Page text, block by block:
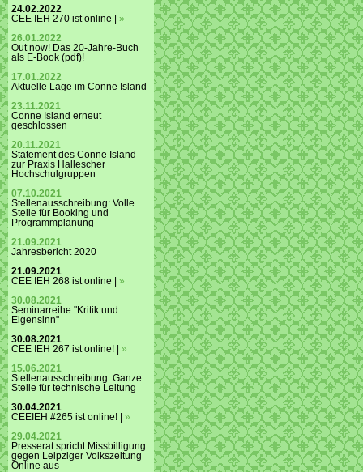
24.02.2022
CEE IEH 270 ist online | »
26.01.2022
Out now! Das 20-Jahre-Buch
als E-Book (pdf)!
17.01.2022
Aktuelle Lage im Conne Island
23.11.2021
Conne Island erneut
geschlossen
20.11.2021
Statement des Conne Island
zur Praxis Hallescher
Hochschulgruppen
07.10.2021
Stellenausschreibung: Volle
Stelle für Booking und
Programmplanung
21.09.2021
Jahresbericht 2020
21.09.2021
CEE IEH 268 ist online | »
30.08.2021
Seminarreihe "Kritik und
Eigensinn"
30.08.2021
CEE IEH 267 ist online! | »
15.06.2021
Stellenausschreibung: Ganze
Stelle für technische Leitung
30.04.2021
CEEIEH #265 ist online! | »
29.04.2021
Presserat spricht Missbilligung
gegen Leipziger Volkszeitung
Online aus